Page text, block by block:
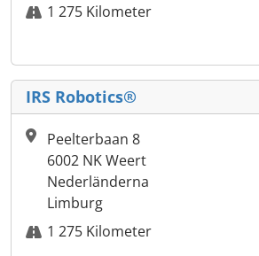
1 275 Kilometer
IRS Robotics®
Peelterbaan 8
6002 NK Weert
Nederländerna
Limburg
1 275 Kilometer